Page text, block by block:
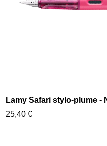
Lamy Safari stylo-plume -
25,40 €